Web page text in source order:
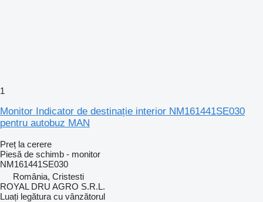
1
Monitor Indicator de destinație interior NM161441SE030
pentru autobuz MAN
Preț la cerere
Piesă de schimb - monitor
NM161441SE030
România, Cristesti
ROYAL DRU AGRO S.R.L.
Luați legătura cu vânzătorul